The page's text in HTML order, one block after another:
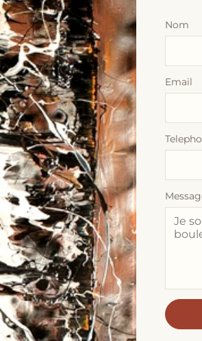
Nom
Email